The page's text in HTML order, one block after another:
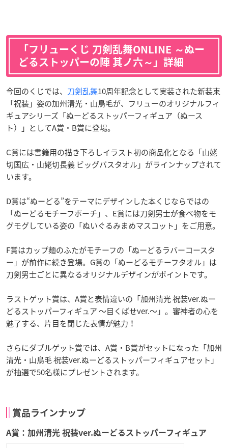
「フリューくじ 刀剣乱舞ONLINE ～ぬー
どるストッパーの陣 其ノ六～」詳細
今回のくじでは、 刀剣乱舞10周年記念として実装された新装束
「祝装」姿の加州清光・山鳥毛が、フリューのオリジナルフィ
ギュアシリーズ「ぬーどるストッパーフィギュア（ぬース
ト）」としてA賞・B賞に登場。
C賞には書籍用の描き下ろしイラスト初の商品化となる「山姥
切国広・山姥切長義 ビッグバスタオル」がラインナップされて
います。
D賞は“ぬーどる”をテーマにデザインした本くじならではの
「ぬーどるモチーフポーチ」、E賞には刀剣男士が食べ物をモ
グモグしている姿の「ぬいぐるみまめマスコット」をご用意。
F賞はカップ麺のふたがモチーフの「ぬーどるラバーコースタ
ー」が前作に続き登場。G賞の「ぬーどるモチーフタオル」は
刀剣男士ごとに異なるオリジナルデザインがポイントです。
ラストゲット賞は、A賞と表情違いの「加州清光 祝装ver.ぬー
どるストッパーフィギュア ～目くばせver.～」。審神者の心を
魅了する、片目を閉じた表情が魅力！
さらにダブルゲット賞では、A賞・B賞がセットになった「加州
清光・山鳥毛 祝装ver.ぬーどるストッパーフィギュアセット」
が抽選で50名様にプレゼントされます。
賞品ラインナップ
A賞：加州清光 祝装ver.ぬーどるストッパーフィギュア